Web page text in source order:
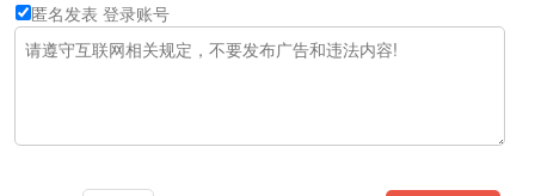
匿名发表 登录账号